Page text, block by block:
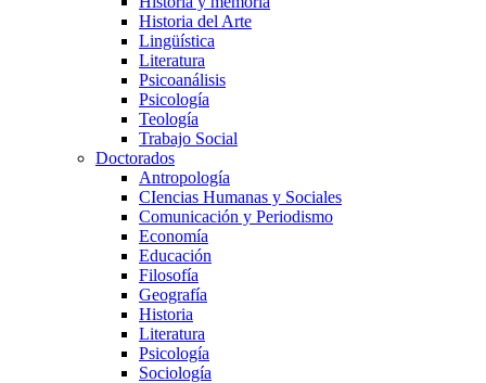
Historia del Arte
Lingüística
Literatura
Psicoanálisis
Psicología
Teología
Trabajo Social
Doctorados
Antropología
CIencias Humanas y Sociales
Comunicación y Periodismo
Economía
Educación
Filosofía
Geografía
Historia
Literatura
Psicología
Sociología